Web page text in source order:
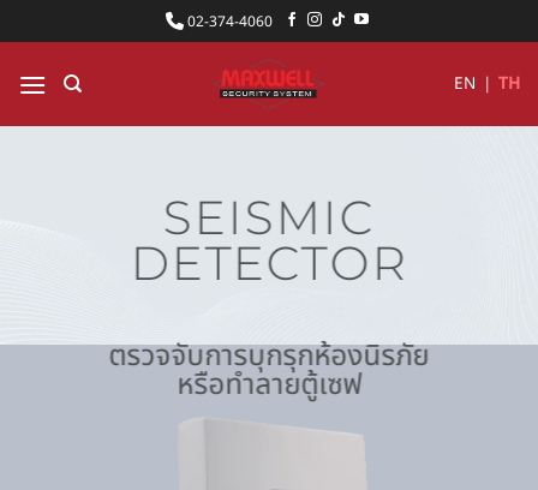
ไป
ยัง
เนื้อหา
02-374-4060
EN | TH
SEISMIC
DETECTOR
ตรวจจับการบุกรุกห้องนิรภัย
หรือทำลายตู้เซฟ